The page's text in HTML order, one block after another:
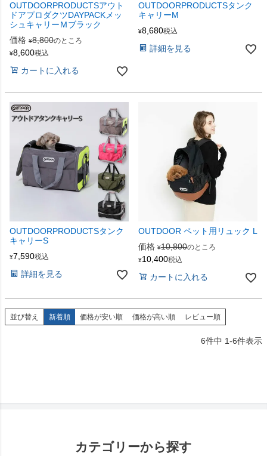
OUTDOORPRODUCTSアウト
ドアプロダクツDAYPACKメッ
シュキャリーＭブラック
価格 ¥8,800のところ
¥8,600税込
カートに入れる
OUTDOORPRODUCTSタンク
キャリーM
¥8,680税込
詳細を見る
OUTDOORPRODUCTSタンク
キャリーS
¥7,590税込
詳細を見る
OUTDOOR ペット用リュック L
価格 ¥10,800のところ
¥10,400税込
カートに入れる
並び替え 新着順 価格が安い順 価格が高い順 レビュー順
6件中 1-6件表示
カテゴリーから探す